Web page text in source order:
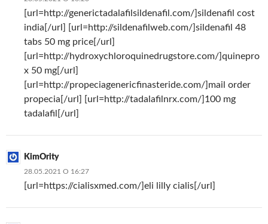
[url=http://generictadalafilsildenafil.com/]sildenafil cost
india[/url] [url=http://sildenafilweb.com/]sildenafil 48
tabs 50 mg price[/url]
[url=http://hydroxychloroquinedrugstore.com/]quinepro
x 50 mg[/url]
[url=http://propeciagenericfinasteride.com/]mail order
propecia[/url] [url=http://tadalafilnrx.com/]100 mg
tadalafil[/url]
KimOrity
28.05.2021 О 16:27
[url=https://cialisxmed.com/]eli lilly cialis[/url]